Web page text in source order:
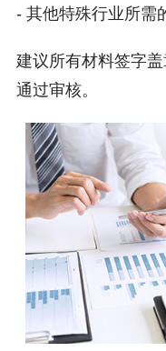
- 其他特殊行业所需
建议所有材料签字
通过审核。